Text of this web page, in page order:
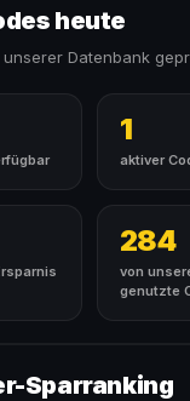
heute
Datenbank
1
aktiver
284
von
genutzte
Sparranking